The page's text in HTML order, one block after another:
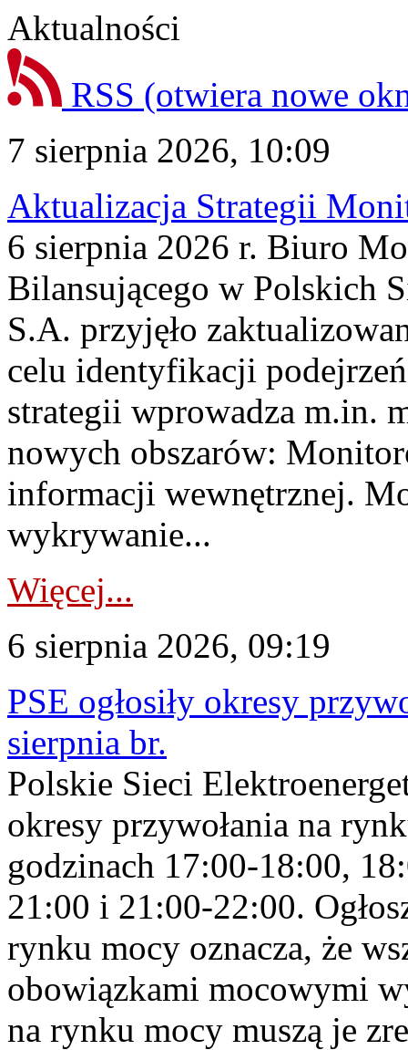
Aktualności
RSS (otwiera nowe
7 sierpnia 2026, 10:09
Aktualizacja Strategii
6 sierpnia 2026 r. Biuro
Bilansującego w Polskich
S.A. przyjęło
celu identyfikacji
strategii wprowadza m.in.
nowych obszarów:
informacji wewnętrznej.
wykrywanie...
Więcej...
6 sierpnia 2026, 09:19
PSE ogłosiły okresy
sierpnia br.
Polskie Sieci
okresy przywołania na
godzinach 17:00-18:00,
21:00 i 21:00-22:00.
rynku mocy oznacza, że
obowiązkami mocowymi
na rynku mocy muszą je